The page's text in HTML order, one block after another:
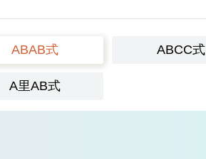
ABAB式 ABCC式
A里AB式